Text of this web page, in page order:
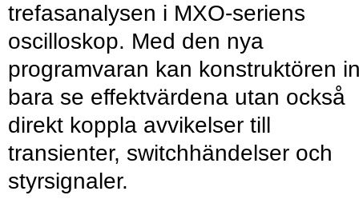
trefasanalysen i MXO-seriens
oscilloskop. Med den nya
programvaran kan konstruktören
bara se effektvärdena utan också
direkt koppla avvikelser till
transienter, switchhändelser och
styrsignaler.